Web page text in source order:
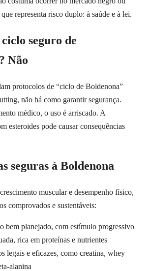
representa risco duplo: à saúde e à lei.
seguro de
Não
protocolos de “ciclo de Boldenona”
não há como garantir segurança.
médico, o uso é arriscado. A
esteroides pode causar consequências
seguras à Boldenona
muscular e desempenho físico,
comprovados e sustentáveis:
bem planejado, com estímulo progressivo
rica em proteínas e nutrientes
legais e eficazes, como creatina, whey
alanina